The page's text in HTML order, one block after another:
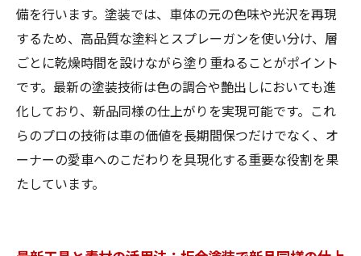
備を行います。塗装では、車体の元の色味や光沢を再現
するため、高品質な塗料とスプレーガンを使い分け、層
ごとに乾燥時間を設けながら塗り重ねることがポイント
です。最新の塗装技術は色の調合や艶出しにおいても進
化しており、新品同様の仕上がりを実現可能です。これ
らのプロの技術は車の価値を長期間保つだけでなく、オ
ーナーの愛車へのこだわりを具現化する重要な役割を果
たしています。